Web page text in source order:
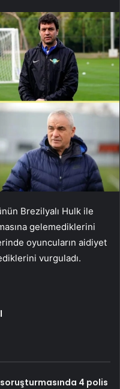
Brezilyalı Hulk ile
gelemediklerini
oyuncuların aidiyet
vurguladı.
4 polis